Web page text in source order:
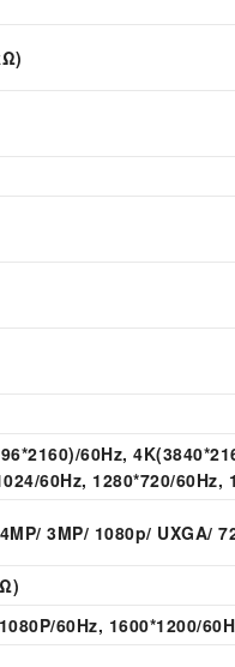
60Hz,
60Hz, 1280*720/60Hz,
3MP/ 1080p/ UXGA/
60Hz, 1600*1200/